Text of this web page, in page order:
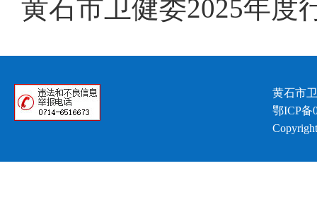
黄石市卫健委2025年度
黄石市
鄂ICP备